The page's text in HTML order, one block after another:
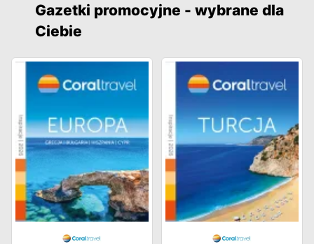
Gazetki promocyjne - wybrane dla
Ciebie